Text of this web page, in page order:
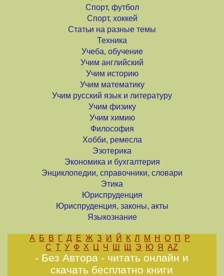
Спорт, футбол
Спорт, хоккей
Статьи на разные темы
Техника
Учеба, обучение
Учим английский
Учим историю
Учим математику
Учим русский язык и литературу
Учим физику
Учим химию
Философия
Хобби, ремесла
Эзотерика
Экономика и бухгалтерия
Энциклопедии, справочники, словари
Этика
Юриспруденция
Юриспруденция, законы, акты
Языкознание
А Б В Г Д Е Ж З И Й К Л М Н О П
Р
С Т У Ф Х Ц Ч Ш Щ Э Ю Я AZ
- Без Автора - читать онлайн и
скачать бесплатно книги